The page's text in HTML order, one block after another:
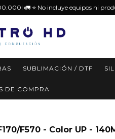
🚛 ⭐️ No incluye equipos ni
SUBLIMACIÓN / DTF
DE COMPRA
F570 - Color UP -